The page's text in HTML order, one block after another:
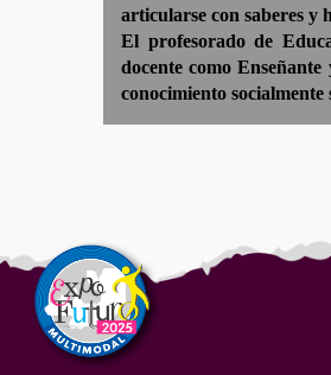
articularse con saberes y
El profesorado de
docente como
conocimiento